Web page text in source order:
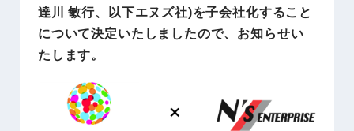
達川 敏行、以下エヌズ社)を子会社化すること
について決定いたしましたので、お知らせい
たします。